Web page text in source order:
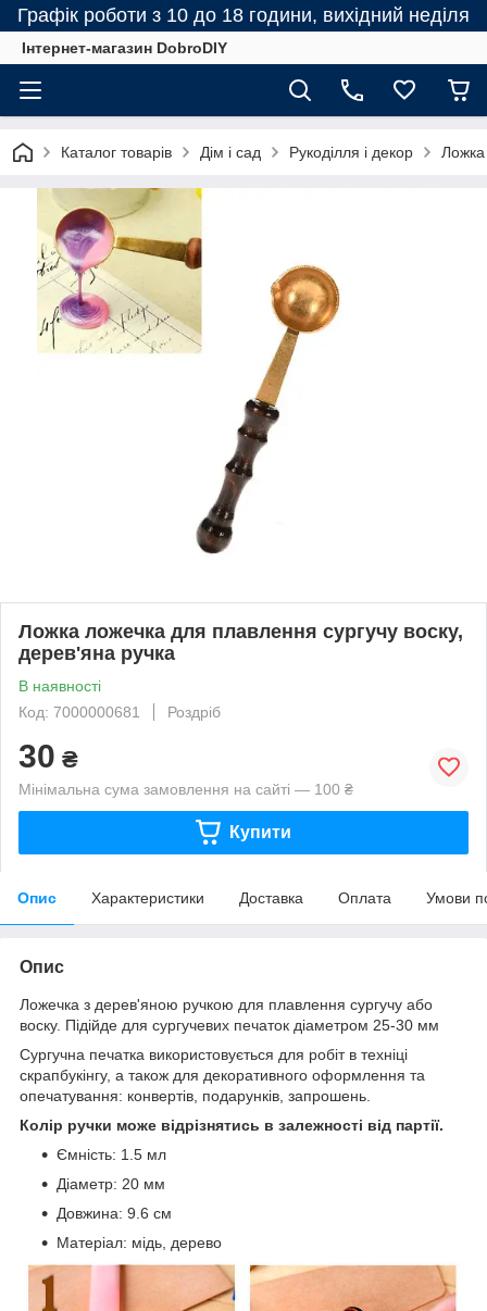
Графік роботи з 10 до 18 години, вихідний неділя
Інтернет-магазин DobroDIY
Каталог товарів Дім і сад Рукоділля і декор
Ложка ложечка для плавлення сургучу воску,
дерев'яна ручка
В наявності
Код: 7000000681
Роздріб
30 ₴
Мінімальна сума замовлення на сайті — 100 ₴
Купити
Опис Характеристики Доставка Оплата Умови
Опис
Ложечка з дерев'яною ручкою для плавлення сургучу або
воску. Підійде для сургучевих печаток діаметром 25-30 мм
Сургучна печатка використовується для робіт в техніці
скрапбукінгу, а також для декоративного оформлення та
опечатування: конвертів, подарунків, запрошень.
Колір ручки може відрізнятись в залежності від партії.
Ємність: 1.5 мл
Діаметр: 20 мм
Довжина: 9.6 см
Матеріал: мідь, дерево